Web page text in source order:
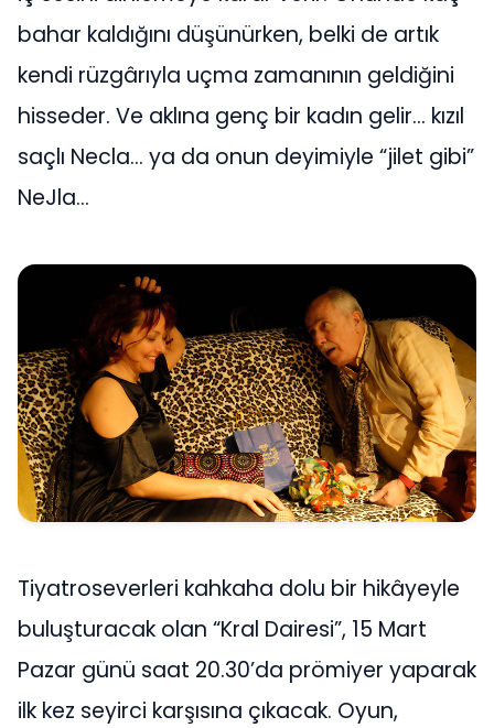
bahar kaldığını düşünürken, belki de artık
kendi rüzgârıyla uçma zamanının geldiğini
hisseder. Ve aklına genç bir kadın gelir… kızıl
saçlı Necla… ya da onun deyimiyle “jilet gibi”
NeJla…
Tiyatroseverleri kahkaha dolu bir hikâyeyle
buluşturacak olan “Kral Dairesi”, 15 Mart
Pazar günü saat 20.30’da prömiyer yaparak
ilk kez seyirci karşısına çıkacak. Oyun,